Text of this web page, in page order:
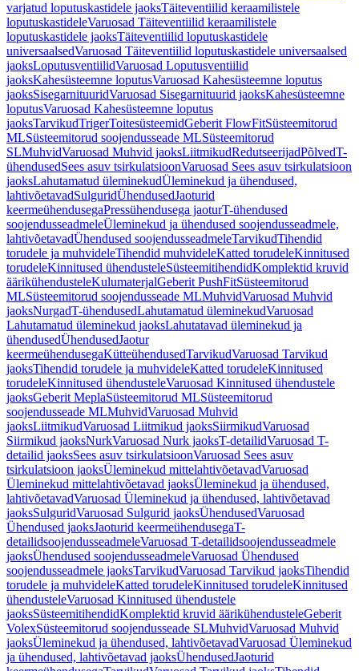
varjatud loputuskastidele jaoksTäiteventiilid keraamilistele
loputuskastideleVaruosad Täiteventiilid keraamilistele
loputuskastidele jaoksTäiteventiilid loputuskastidele
universaalsedVaruosad Täiteventiilid loputuskastidele universaalsed
jaoksLoputusventiilidVaruosad Loputusventiilid
jaoksKahesüsteemne loputusVaruosad Kahesüsteemne loputus
jaoksSisegarnituuridVaruosad Sisegarnituurid jaoksKahesüsteemne
loputusVaruosad Kahesüsteemne loputus
jaoksTarvikudTrigerToitesüsteemidGeberit FlowFitSüsteemitorud
MLSüsteemitorud soojendusseade MLSüsteemitorud
SLMuhvidVaruosad Muhvid jaoksLiitmikudRedutseerijadPõlvedT-
ühendusedSees asuv tsirkulatsioonVaruosad Sees asuv tsirkulatsioon
jaoksLahutamatud üleminekudÜleminekud ja ühendused,
lahtivõetavadSulguridÜhendusedJaoturid
keermeühendusegaPressühendusega jaoturT-ühendused
soojendusseadmeleÜleminekud ja ühendused soojendusseadmele,
lahtivõetavadÜhendused soojendusseadmeleTarvikudTihendid
torudele ja muhvideleTihendid muhvideleKatted torudeleKinnitused
torudeleKinnitused ühendusteleSüsteemitihendidKomplektid kruvid
äärikühendusteleKulumaterjalGeberit PushFitSüsteemitorud
MLSüsteemitorud soojendusseade MLMuhvidVaruosad Muhvid
jaoksNurgadT-ühendusedLahutamatud üleminekudVaruosad
Lahutamatud üleminekud jaoksLahutatavad üleminekud ja
ühendusedÜhendusedJaotur
keermeühendusegaKütteühendusedTarvikudVaruosad Tarvikud
jaoksTihendid torudele ja muhvideleKatted torudeleKinnitused
torudeleKinnitused ühendusteleVaruosad Kinnitused ühendustele
jaoksGeberit MeplaSüsteemitorud MLSüsteemitorud
soojendusseade MLMuhvidVaruosad Muhvid
jaoksLiitmikudVaruosad Liitmikud jaoksSiirmikudVaruosad
Siirmikud jaoksNurkVaruosad Nurk jaoksT-detailidVaruosad T-
detailid jaoksSees asuv tsirkulatsioonVaruosad Sees asuv
tsirkulatsioon jaoksÜleminekud mittelahtivõetavadVaruosad
Üleminekud mittelahtivõetavad jaoksÜleminekud ja ühendused,
lahtivõetavadVaruosad Üleminekud ja ühendused, lahtivõetavad
jaoksSulguridVaruosad Sulgurid jaoksÜhendusedVaruosad
Ühendused jaoksJaoturid keermeühendusegaT-
detailidsoojendusseadmeleVaruosad T-detailidsoojendusseadmele
jaoksÜhendused soojendusseadmeleVaruosad Ühendused
soojendusseadmele jaoksTarvikudVaruosad Tarvikud jaoksTihendid
torudele ja muhvideleKatted torudeleKinnitused torudeleKinnitused
ühendusteleVaruosad Kinnitused ühendustele
jaoksSüsteemitihendidKomplektid kruvid äärikühendusteleGeberit
VolexSüsteemitorud soojendusseade SLMuhvidVaruosad Muhvid
jaoksÜleminekud ja ühendused, lahtivõetavadVaruosad Üleminekud
ja ühendused, lahtivõetavad jaoksÜhendusedJaoturid